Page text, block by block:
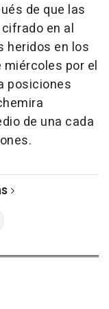
de que las
en al
heridos en los
por el
posiciones
de una cada